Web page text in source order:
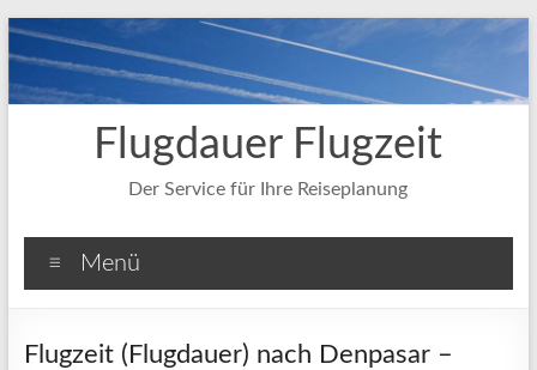
Zum
Inhalt
springen
Flugdauer Flugzeit
Der Service für Ihre Reiseplanung
Menü
Flugzeit (Flugdauer) nach Denpasar –